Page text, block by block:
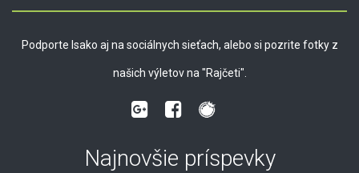
Podporte Isako aj na sociálnych sieťach, alebo si pozrite fotky z
našich výletov na "Rajčeti".
Najnovšie príspevky